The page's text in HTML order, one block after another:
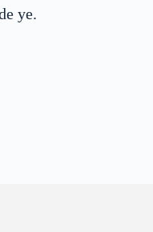
ye.